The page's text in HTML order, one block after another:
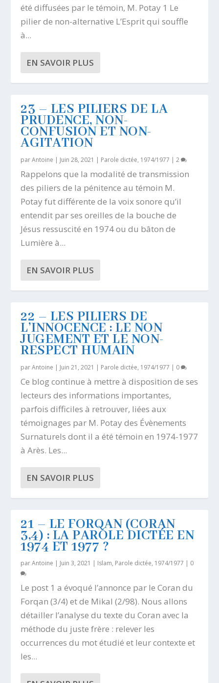
été diffusées par le témoin, M. Potay 1 Le
pilier de non-alternative L’Esprit qui souffle
à...
EN SAVOIR PLUS
23 – LES PILIERS DE LA
PRUDENCE, NON-
CONFUSION ET NON-
AGITATION
parAntoine | Juin 28, 2021 | Parole dictée, 1974/1977 |2
Rappelons que la modalité de transmission
des piliers de la pénitence au témoin M.
Potay fut différente de la voix sonore qu’il
entendit par ses oreilles de la bouche de
Jésus ressuscité en 1974 ou du bâton de
Lumière à...
EN SAVOIR PLUS
22 – LES PILIERS DE
L’INNOCENCE : LE NON
JUGEMENT ET LE NON-
RESPECT HUMAIN
parAntoine | Juin 21, 2021 | Parole dictée, 1974/1977 | 0
Ce blog continue à mettre à disposition de ses
lecteurs des informations importantes,
parfois difficiles à retrouver, liées aux
témoignages par M. Potay des Évènements
Surnaturels dont il a été témoin en 1974-1977
à Arès. Les...
EN SAVOIR PLUS
21 – LE FORQAN (CORAN
3,4) : LA PAROLE DICTÉE EN
1974 ET 1977 ?
parAntoine | Juin 3, 2021 | Islam, Parole dictée, 1974/1977 | 0
Le post 1 a évoqué l’annonce par le Coran du
Forqan (3/4) et de Mikal (2/98). Nous allons
détailler l’analyse du texte du Coran avec la
méthode du juste frère : relever les
occurrences du mot étudié et leur contexte et
les...